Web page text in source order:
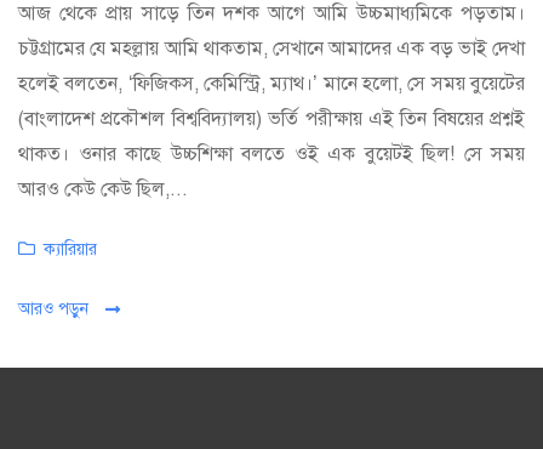
আজ থেকে প্রায় সাড়ে তিন দশক আগে আমি উচ্চমাধ্যমিকে পড়তাম।
চট্টগ্রামের যে মহল্লায় আমি থাকতাম, সেখানে আমাদের এক বড় ভাই দেখা
হলেই বলতেন, ‘ফিজিকস, কেমিস্ট্রি, ম্যাথ।’ মানে হলো, সে সময় বুয়েটের
(বাংলাদেশ প্রকৌশল বিশ্ববিদ্যালয়) ভর্তি পরীক্ষায় এই তিন বিষয়ের প্রশ্নই
থাকত। ওনার কাছে উচ্চশিক্ষা বলতে ওই এক বুয়েটই ছিল! সে সময়
আরও কেউ কেউ ছিল,...
Categories
ক্যারিয়ার
আরও পড়ুন